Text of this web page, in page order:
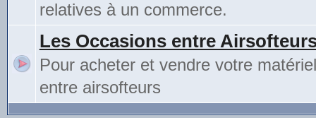
relatives à un commerce.
Les Occasions entre
Pour acheter et vendre votre
entre airsofteurs